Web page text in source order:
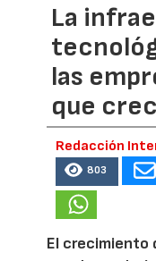
La
las
que
Redacción
803
El crecimiento